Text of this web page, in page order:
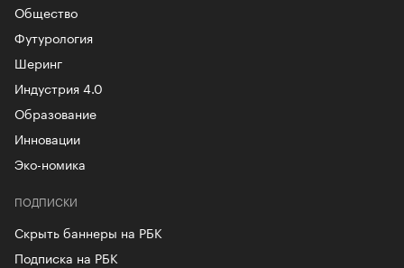
Общество
Футурология
Шеринг
Индустрия 4.0
Образование
Инновации
Эко-номика
ПОДПИСКИ
Скрыть баннеры на РБК
Подписка на РБК